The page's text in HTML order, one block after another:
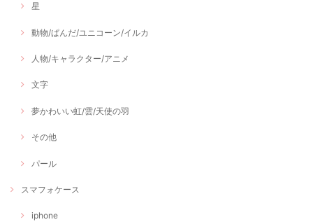
星
動物/ぱんだ/ユニコーン/イルカ
人物/キャラクター/アニメ
文字
夢かわいい虹/雲/天使の羽
その他
パール
スマフォケース
iphone